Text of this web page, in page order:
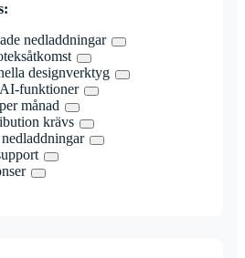
nedladdningar
designverktyg
funktioner
månad
krävs
nedladdningar